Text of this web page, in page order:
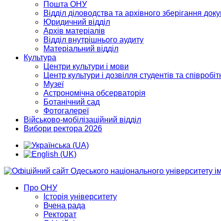
Пошта ОНУ
Відділ діловодства та архівного зберігання
Юридичний відділ
Архів матеріалів
Відділ внутрішнього аудиту
Матеріальний відділ
Культура
Центри культури і мови
Центр культури і дозвілля студентів та
Музеї
Астрономічна обсерваторія
Ботанічний сад
Фотогалереї
Військово-мобілізаційний відділ
Вибори ректора 2026
Про ОНУ
Історія університету
Вчена рада
Ректорат